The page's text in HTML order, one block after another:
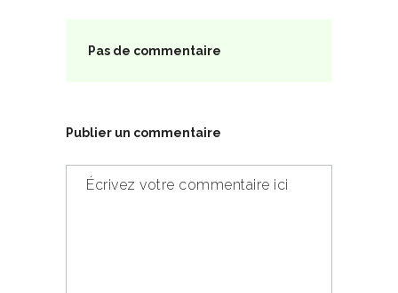
Pas de commentaire
Publier un commentaire